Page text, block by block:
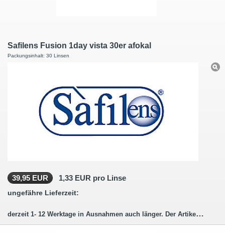
Safilens Fusion 1day vista 30er afokal
Packungsinhalt: 30 Linsen
39,95 EUR 1,33 EUR pro Linse
ungefähre Lieferzeit:
derzeit 1- 12 Werktage in Ausnahmen auch länger. Der Artikel wird für Sie bestellt (hergestellt)